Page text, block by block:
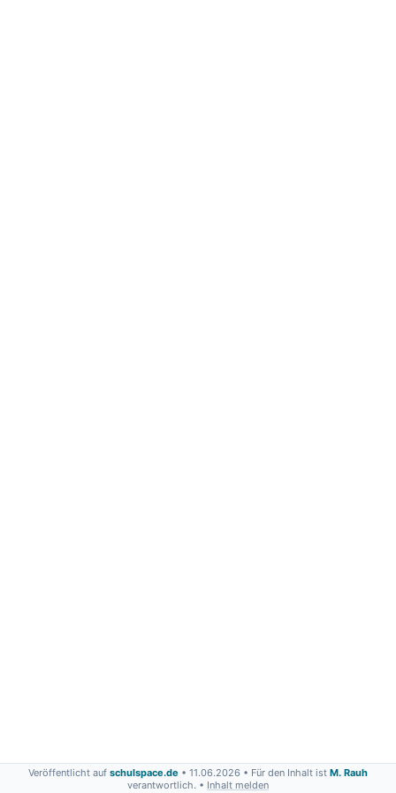
Veröffentlicht auf schulspace.de • 11.06.2026 • Für den Inhalt ist M. Rauh
verantwortlich. • Inhalt melden